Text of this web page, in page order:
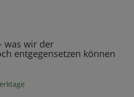
was wir der
entgegensetzen können
Akzeptieren